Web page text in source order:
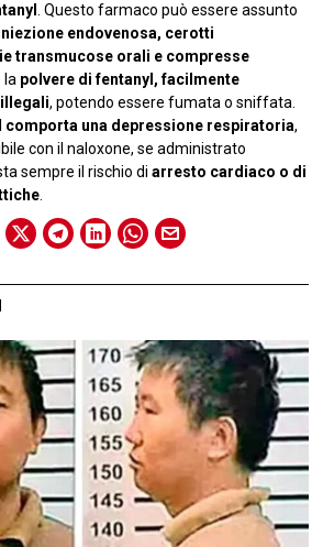
. Questo farmaco può essere assunto
endovenosa, cerotti
transmucose orali e compresse
la polvere di fentanyl, facilmente
, potendo essere fumata o sniffata.
comporta una depressione respiratoria,
con il naloxone, se administrato
sempre il rischio diarresto cardiaco o di